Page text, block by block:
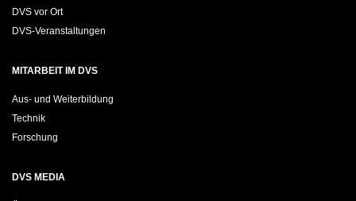
DVS vor Ort
DVS-Veranstaltungen
MITARBEIT IM DVS
Aus- und Weiterbildung
Technik
Forschung
DVS MEDIA